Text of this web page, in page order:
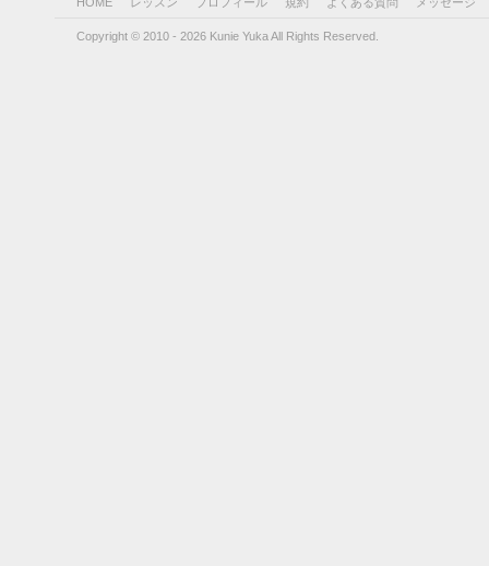
Copyright © 2010 - 2026 Kunie Yuka All Rights Reserved.